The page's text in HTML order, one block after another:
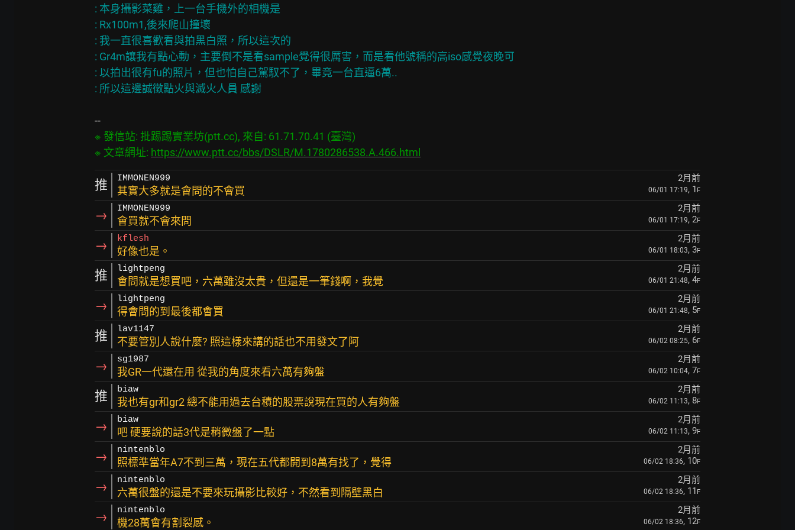
: 本身攝影菜雞，上一台手機外的相機是
: Rx100m1,後來爬山撞壞
: 我一直很喜歡看與拍黑白照，所以這次的
: Gr4m讓我有點心動，主要倒不是看sample覺得很厲害，而是看他號稱的高iso感覺夜晚可
: 以拍出很有fu的照片，但也怕自己駕馭不了，畢竟一台直逼6萬..
: 所以這邊誠徵點火與滅火人員 感謝
※ 發信站: 批踢踢實業坊(ptt.cc), 來自: 61.71.70.41 (臺灣)
※ 文章網址: https://www.ptt.cc/bbs/DSLR/M.1780286538.A.466.html
推 IMMONEN999 2月前
其實大多就是會問的不會買 06/01 17:19, 1 F
→ IMMONEN999 2月前
會買就不會來問 06/01 17:19, 2F
→ kflesh 2月前
好像也是。 06/01 18:03, 3F
推 lightpeng 2月前
會問就是想買吧，六萬雖沒太貴，但還是一筆錢啊，我覺 06/01 21:48, 4F
→ lightpeng 2月前
得會問的到最後都會買 06/01 21:48, 5F
推 lav1147 2月前
不要管別人說什麼? 照這樣來講的話也不用發文了阿 06/02 08:25, 6F
→ sg1987 2月前
我GR一代還在用 從我的角度來看六萬有夠盤 06/02 10:04, 7F
推 biaw 2月前
我也有gr和gr2 總不能用過去台積的股票說現在買的人有夠盤 06/02 11:13, 8F
→ biaw 2月前
吧 硬要說的話3代是稍微盤了一點 06/02 11:13, 9F
→ nintenblo 2月前
照標準當年A7不到三萬，現在五代都開到8萬有找了，覺得 06/02 18:36, 10F
→ nintenblo 2月前
六萬很盤的還是不要來玩攝影比較好，不然看到隔壁黑白 06/02 18:36, 11 F
→ nintenblo 2月前
機28萬會有割裂感。 06/02 18:36, 12F